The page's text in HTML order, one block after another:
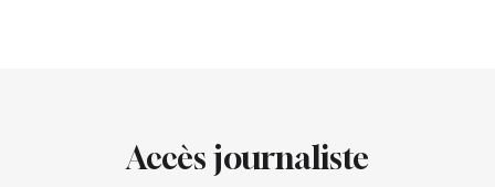
Accès journaliste